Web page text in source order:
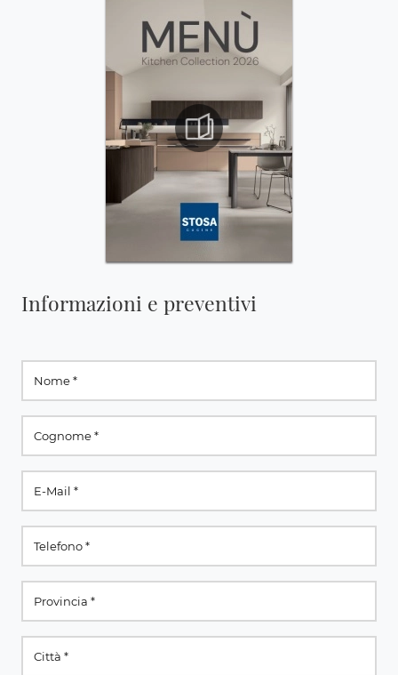
Informazioni e preventivi